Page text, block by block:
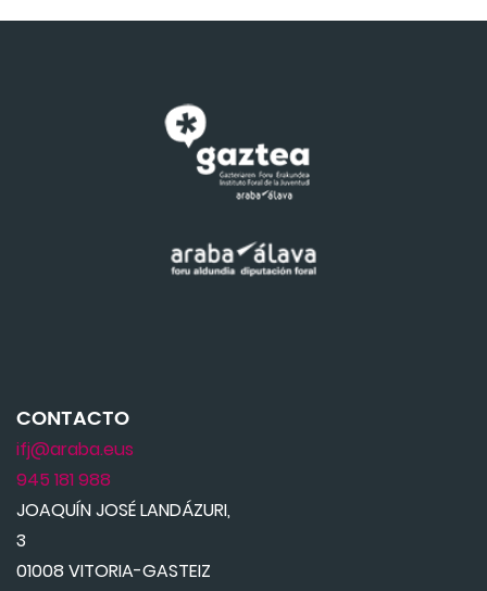
CONTACTO
ifj@araba.eus
945 181 988
JOAQUÍN JOSÉ LANDÁZURI,
3
01008 VITORIA-GASTEIZ